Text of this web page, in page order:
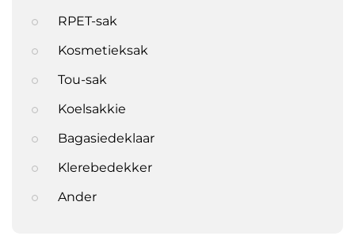
RPET-sak
Kosmetieksak
Tou-sak
Koelsakkie
Bagasiedeklaar
Klerebedekker
Ander